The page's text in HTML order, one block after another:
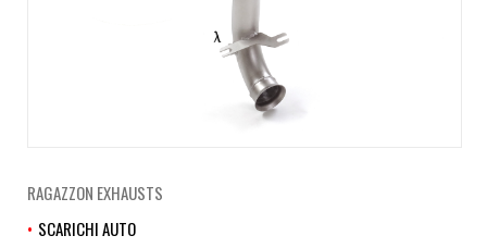
RAGAZZON EXHAUSTS
SCARICHI AUTO